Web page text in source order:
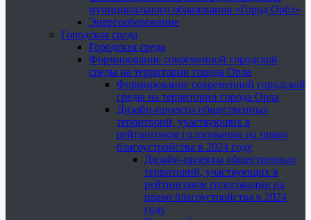
муниципального образования «Город Орёл»
Энергосбережение
Городская среда
Городская среда
Формирование современной городской
среды на территории города Орла
Формирование современной городской
среды на территории города Орла
Дизайн-проекты общественных
территорий, участвующих в
рейтинговом голосовании на право
благоустройства в 2024 году
Дизайн-проекты общественных
территорий, участвующих в
рейтинговом голосовании на
право благоустройства в 2024
году